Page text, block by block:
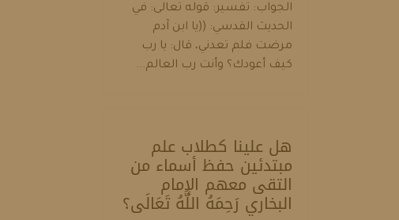
الجواب: تفسير: قوله تعالى: في
الحديث القدسي: ((يا ابن آدم
مرضت فلم تعدني، قال: يا رب
كيف أعودك؟ وأنت رب العالم...
هل علينا كطلاب علم
مبتدئين حفظ أسماء من
التقى معهم الإمام
البخاري رَحِمَهُ اللَّهُ تَعَالَى؟